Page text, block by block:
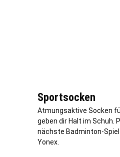
Sportsocken
Atmungsaktive Socken
geben dir Halt im Schuh.
nächste Badminton-
Yonex.